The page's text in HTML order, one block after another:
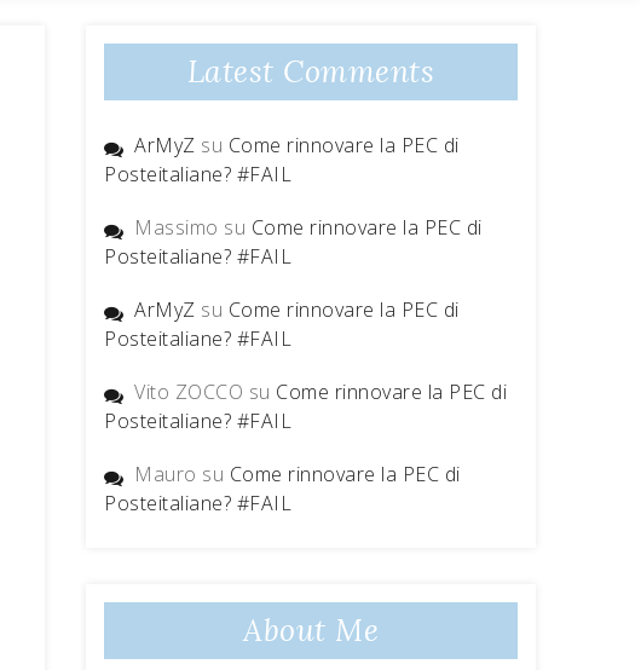
Latest Comments
ArMyZ su Come rinnovare la PEC di
Posteitaliane? #FAIL
Massimo su Come rinnovare la PEC di
Posteitaliane? #FAIL
ArMyZ su Come rinnovare la PEC di
Posteitaliane? #FAIL
Vito ZOCCO su Come rinnovare la PEC di
Posteitaliane? #FAIL
Mauro su Come rinnovare la PEC di
Posteitaliane? #FAIL
About Me